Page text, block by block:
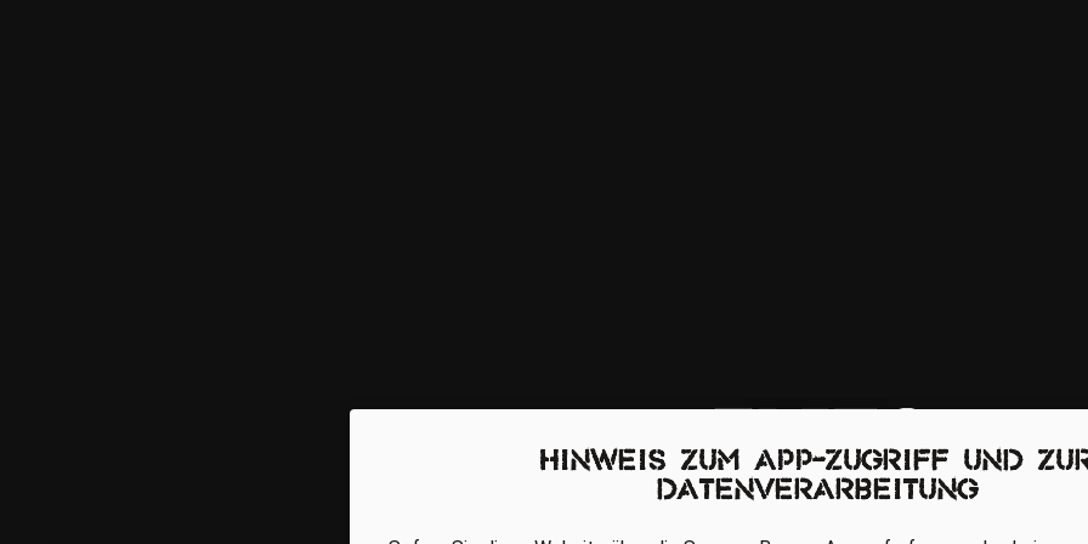
Hinweis zum App-Zugriff und
Datenverarbeitung